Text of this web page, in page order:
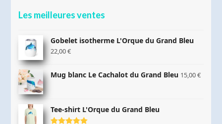
Les meilleures ventes
Gobelet isotherme L'Orque du Grand Bleu
22,00€
Mug blanc Le Cachalot du Grand Bleu 15,00€
Tee-shirt L'Orque du Grand Bleu